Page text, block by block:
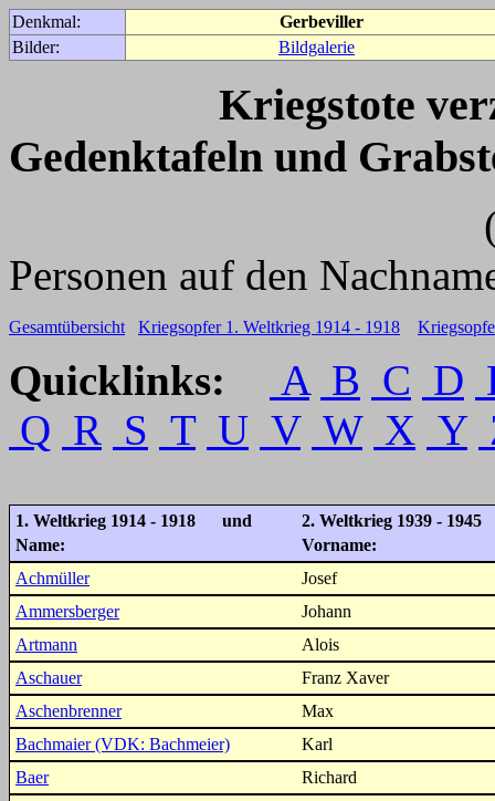
Denkmal:
Gerbeviller
Bilder:
Bildgalerie
Kriegstote
Gedenktafeln und
(Für weitere
Personen auf den
Gesamtübersicht Kriegsopfer 1. Weltkrieg 1914 - 1918
Quicklinks: A B C D
Q R S T U V W X Y
1. Weltkrieg 1914 - 1918 und
2. Weltkrieg 1939 - 1945
Name:
Vorname:
Achmüller
Josef
Ammersberger
Johann
Artmann
Alois
Aschauer
Franz Xaver
Aschenbrenner
Max
Bachmaier (VDK: Bachmeier)
Karl
Baer
Richard